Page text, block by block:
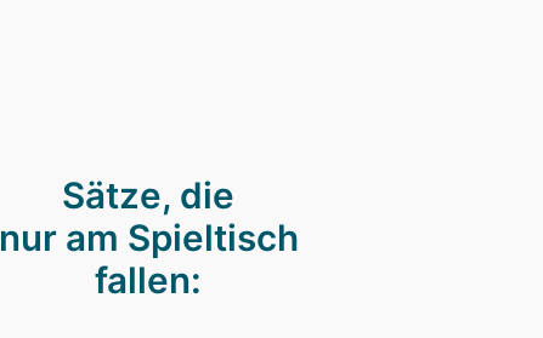
Sätze, die
nur am Spieltisch
fallen: